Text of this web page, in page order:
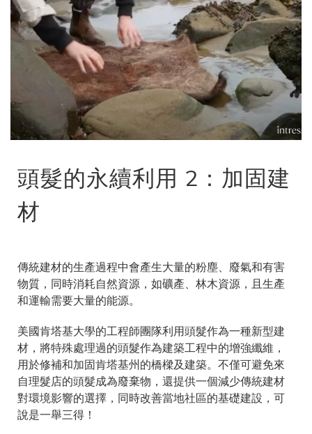
頭髮的永續利用 2：加固建
材
傳統建材的生產過程中會產生大量的粉塵、廢氣和有害
物質，同時消耗自然資源，如礦產、林木資源，且生產
和運輸需要大量的能源。
美國肯塔基大學的工程師團隊利用頭髮作為一種新型建
材，將特殊處理過的頭髮作為建築工程中的增強纖維，
用於修補和加固肯塔基州的橋樑及建築。不僅可避免來
自理髮店的頭髮成為廢棄物，還提供一個減少傳統建材
對環境影響的選擇，同時改善當地社區的基礎建設，可
說是一舉三得！